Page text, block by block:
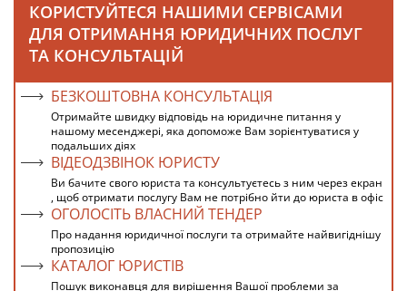
КОРИСТУЙТЕСЯ НАШИМИ СЕРВІСАМИ
ДЛЯ ОТРИМАННЯ ЮРИДИЧНИХ ПОСЛУГ
ТА КОНСУЛЬТАЦІЙ
БЕЗКОШТОВНА КОНСУЛЬТАЦІЯ
Отримайте швидку відповідь на юридичне питання у
нашому месенджері, яка допоможе Вам зорієнтуватися у
подальших діях
ВІДЕОДЗВІНОК ЮРИСТУ
Ви бачите свого юриста та консультуєтесь з ним через екран
, щоб отримати послугу Вам не потрібно йти до юриста в офіс
ОГОЛОСІТЬ ВЛАСНИЙ ТЕНДЕР
Про надання юридичної послуги та отримайте найвигіднішу
пропозицію
КАТАЛОГ ЮРИСТІВ
Пошук виконавця для вирішення Вашої проблеми за